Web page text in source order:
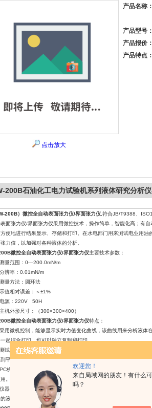
欢迎您！
来自局域网的朋友！有什么
吗？
点击放大
产品名称：
产品型号：
产品报价：
产品特点：
200B石油化工电力试验机系列液体研究分析仪
200B）微控全自动表面张力仪/界面张力仪 ,符合JB/T9388、
面张力仪/界面张力仪采用微控技术，操作简单，智能化高；有
便地进行结果显示、存储和打印。在水电部门用来测试电业用
力值，以加强对各种液体的分析。
微控全自动表面张力仪/界面张力仪主要技术参数：
量范围：0—200.0mN/m
辨率：0.01mN/m
量方法：圆环法
值相对误差：＜±1%
源：220V 50H
机外形尺寸：（300×300×400）
微控全自动表面张力仪/界面张力仪特点：
用微机控制，能够显示实时力值变化曲线，该曲线用来分析液体
起综合打印，也可以独立复制和打印。
试方便，便于保存测试数据和打印试验报告。测试数据已数据库
平均结果。
机与仪器通过串行口通讯，连接简单，不需要数据采集卡，不
。
器和软件双向控制，仪器可以独立工作。仪器连接PC机后，可
液晶屏上显示结果，此时该仪器相当于JYW-200A型表界面张力测